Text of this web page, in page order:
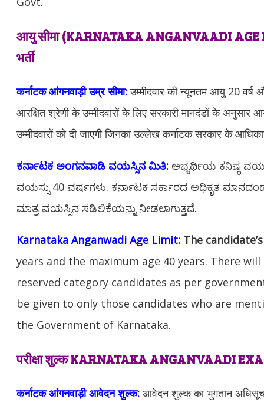
आयु सीमा (KARNATAKA ANGANVAADI AGE
भर्ती
कर्नाटक आंगनवाड़ी उम्र सीमा: उम्मीदवार की न्यूनतम आयु 20 वर्ष
आरक्षित श्रेणी के उम्मीदवारों के लिए सरकारी मानदंडों के
उम्मीदवारों को दी जाएगी जिनका उल्लेख कर्नाटक सरकार के
ಕರ್ನಾಟಕ ಅಂಗನವಾಡಿ ವಯಸ್ಸಿನ ಮಿತಿ: ಅಭ್ಯರ್ಥಿಯ ಕನಿಷ್ಠ
ವಯಸ್ಸು 40 ವರ್ಷಗಳು. ಕರ್ನಾಟಕ ಸರ್ಕಾರದ ಅಧಿಕೃತ
ಮಾತ್ರ ವಯಸ್ಸಿನ ಸಡಿಲಿಕೆಯನ್ನು ನೀಡಲಾಗುತ್ತದೆ.
Karnataka Anganwadi Age Limit: The candidate’s
years and the maximum age 40 years. There
reserved category candidates as per
be given to only those candidates who are
the Government of Karnataka.
परीक्षा शुल्क KARNATAKA ANGANVAADI
कर्नाटक आंगनवाड़ी आवेदन शुल्क: आवेदन शुल्क का भुगतान